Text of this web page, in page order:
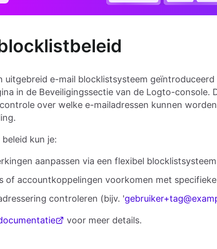
uitgebreid e-mail blocklistsysteem geïntroduceerd
in de Beveiligingssectie van de Logto-console.
over welke e-mailadressen kunnen
kun je:
aanpassen via een flexibel blocklistsysteem
of accountkoppelingen voorkomen met
controleren (bijv. '
voor meer details.